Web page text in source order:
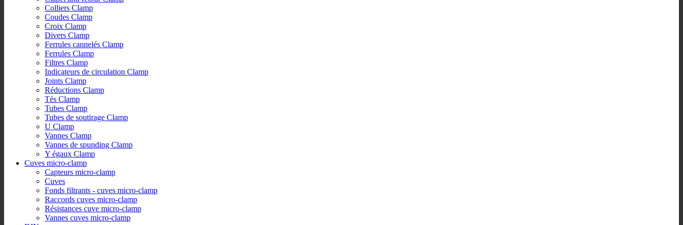
Colliers Clamp
Coudes Clamp
Croix Clamp
Divers Clamp
Ferrules cannelés Clamp
Ferrules Clamp
Filtres Clamp
Indicateurs de circulation Clamp
Joints Clamp
Réductions Clamp
Tés Clamp
Tubes Clamp
Tubes de soutirage Clamp
U Clamp
Vannes Clamp
Vannes de spunding Clamp
Y égaux Clamp
Cuves micro-clamp
Capteurs micro-clamp
Cuves
Fonds filtrants - cuves micro-clamp
Raccords cuves micro-clamp
Résistances cuve micro-clamp
Vannes cuves micro-clamp